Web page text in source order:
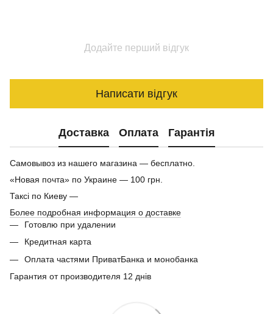
Додайте перший відгук
Написати відгук
Доставка Оплата Гарантія
Самовывоз из нашего магазина — бесплатно.
«Новая почта» по Украине — 100 грн.
Таксі по Киеву —
Более подробная информация о доставке
Готовлю при удалении
Кредитная карта
Оплата частями ПриватБанка и монобанка
Гарантия от производителя 12 днів